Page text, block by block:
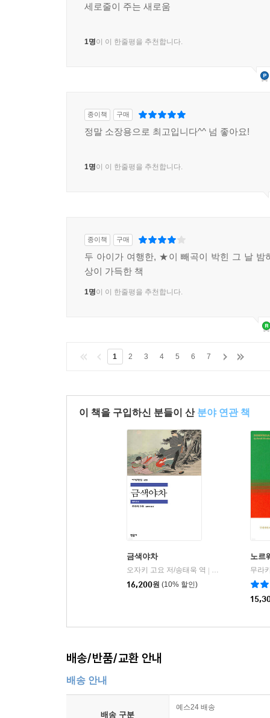
세로줄이 주는 새로움
1명이 이 한줄평을 추천합니다.
종이책 구매
정말 소장용으로 최고입니다^^ 넘 좋아요!
1명이 이 한줄평을 추천합니다.
종이책 구매
두 아이가 여행한, ★이 빼곡이 박힌 그 날 밤
상이 가득한 책
1명이 이 한줄평을 추천합니다.
1 2 3 4 5 6 7
이 책을 구입하신 분들이 산 분야 연관 책
금색야차
오자키 고요 저/송태욱 역
민음사
16,200원 (10% 할인)
노르
배송/반품/교환 안내
배송 안내
배송 구분
예스24 배송